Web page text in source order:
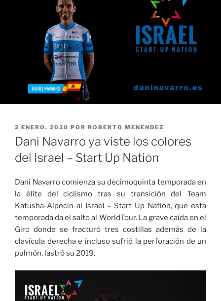
PUBLICADO
EL
2 ENERO, 2020 POR ROBERTO MENENDEZ
Dani Navarro ya viste los colores
del Israel – Start Up Nation
Dani Navarro comienza su decimoquinta temporada en
la élite del ciclismo tras su transición del Team
Katusha-Alpecin al Israel – Start Up Nation, que esta
temporada da el salto al WorldTour. La grave caída en el
Giro donde se fracturó tres costillas además de la
clavícula derecha e incluso sufrió la perforación de un
pulmón, lastró su 2019.